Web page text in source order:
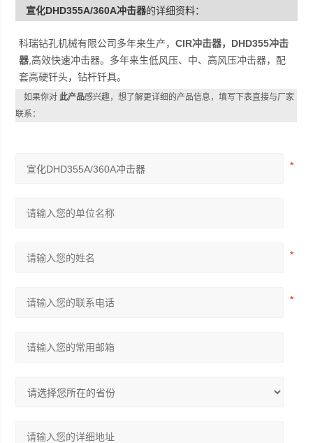
宣化DHD355A/360A冲击器的详细资料：
科瑞钻孔机械有限公司多年来生产，CIR冲击器，DHD355冲击
器 ,高效快速冲击器。多年来生低风压、中、高风压冲击器，配
套高硬钎头，钻杆钎具。
如果你对此产品感兴趣，想了解更详细的产品信息，填写下表直接与厂家
联系：